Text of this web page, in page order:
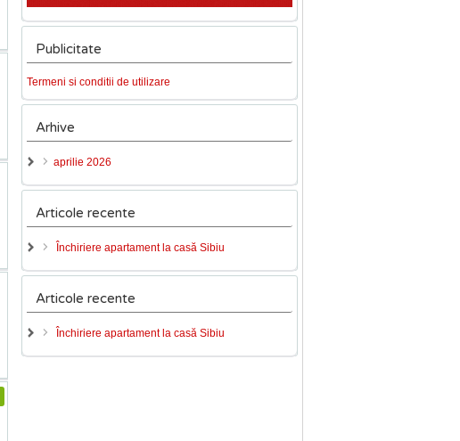
Publicitate
Termeni si conditii de utilizare
Arhive
aprilie 2026
Articole recente
Închiriere apartament la casă Sibiu
Articole recente
Închiriere apartament la casă Sibiu